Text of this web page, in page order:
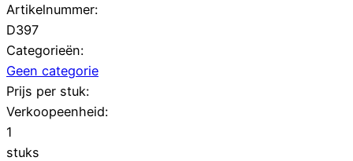
Artikelnummer:
D397
Categorieën:
Geen categorie
Prijs per stuk:
Verkoopeenheid:
1
stuks